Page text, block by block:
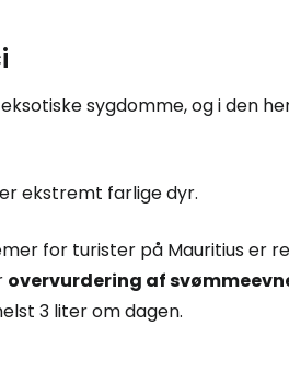
sygdomme, og i den
ekstremt farlige dyr.
for turister på Mauritius er
overvurdering af
3 liter om dagen.